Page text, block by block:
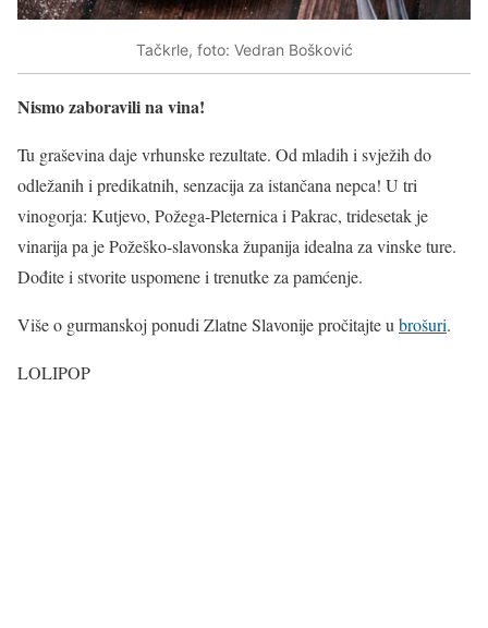
Tačkrle, foto: Vedran Bošković
Nismo zaboravili na vina!
Tu graševina daje vrhunske rezultate. Od mladih i svježih do
odležanih i predikatnih, senzacija za istančana nepca! U tri
vinogorja: Kutjevo, Požega-Pleternica i Pakrac, tridesetak je
vinarija pa je Požeško-slavonska županija idealna za vinske ture.
Dođite i stvorite uspomene i trenutke za pamćenje.
Više o gurmanskoj ponudi Zlatne Slavonije pročitajte u brošuri.
LOLIPOP